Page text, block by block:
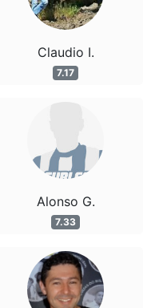
Claudio I.
7.17
Alonso G.
7.33